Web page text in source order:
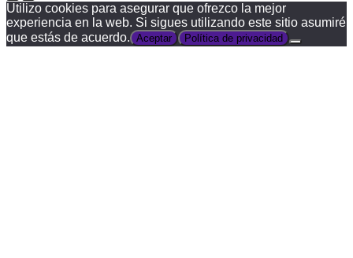
Utilizo cookies para asegurar que ofrezco la mejor
experiencia en la web. Si sigues utilizando este sitio asumiré
que estás de acuerdo. Aceptar Política de privacidad